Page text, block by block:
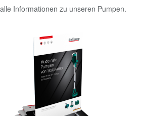
alle Informationen zu unseren Pumpen.